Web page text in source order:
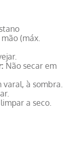
(máx.
Não secar em
varal, à sombra.
a seco.